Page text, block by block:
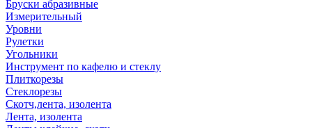
Бруски абразивные
Измерительный
Уровни
Рулетки
Угольники
Инструмент по кафелю и стеклу
Плиткорезы
Стеклорезы
Скотч,лента, изолента
Лента, изолента